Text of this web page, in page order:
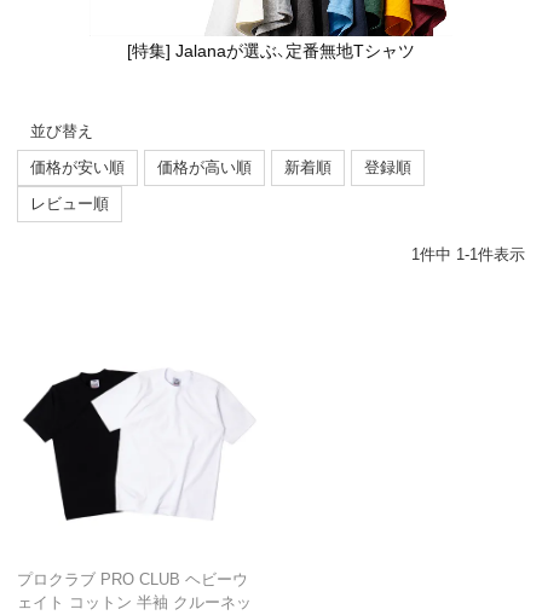
[特集] Jalanaが選ぶ、定番無地Tシャツ
並び替え
価格が安い順
価格が高い順 新着順
登録順
レビュー順
1件中 1-1件表示
プロクラブ PRO CLUB ヘビーウ
ェイト コットン 半袖 クルーネッ